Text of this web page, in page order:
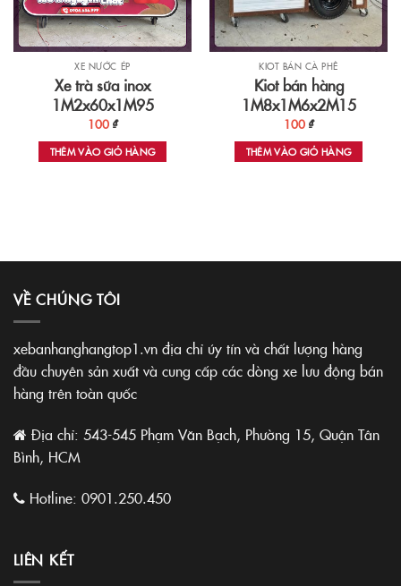
XE NƯỚC ÉP
Xe trà sữa inox
1M2x60x1M95
100 ₫
THÊM VÀO GIỎ HÀNG
KIOT BÁN CÀ PHÊ
Kiot bán hàng
1M8x1M6x2M15
100 ₫
THÊM VÀO GIỎ HÀNG
VỀ CHÚNG TÔI
xebanhanghangtop1.vn địa chỉ úy tín và chất lượng hàng
đầu chuyên sản xuất và cung cấp các dòng xe lưu động bán
hàng trên toàn quốc
Địa chỉ: 543-545 Phạm Văn Bạch, Phường 15, Quận Tân
Bình, HCM
Hotline: 0901.250.450
LIÊN KẾT